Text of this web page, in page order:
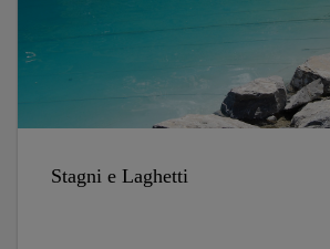
Stagni e Laghetti